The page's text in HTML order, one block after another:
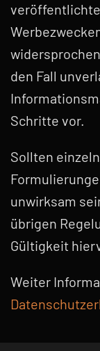
den Fall
Schritte vor.
Sollten
unwirksam
übrigen
Gültigkeit
Weiter